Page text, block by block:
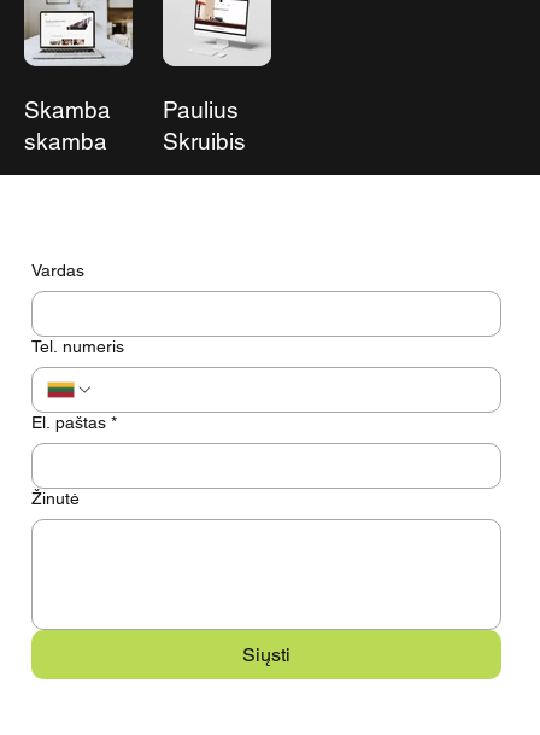
Skamba
skamba
kankliai
Paulius
Skruibis
Vardas
Tel. numeris
El. paštas *
Žinutė
Siųsti